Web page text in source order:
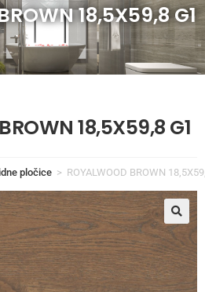
18,5X59,8 G1
18,5X59,8 G1
pločice > ROYALWOOD BROWN
🔍